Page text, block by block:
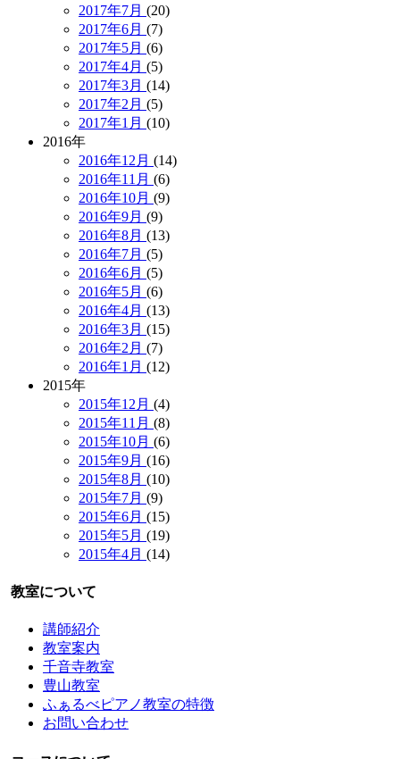
2017年7月 (20)
2017年6月 (7)
2017年5月 (6)
2017年4月 (5)
2017年3月 (14)
2017年2月 (5)
2017年1月 (10)
2016年
2016年12月 (14)
2016年11月 (6)
2016年10月 (9)
2016年9月 (9)
2016年8月 (13)
2016年7月 (5)
2016年6月 (5)
2016年5月 (6)
2016年4月 (13)
2016年3月 (15)
2016年2月 (7)
2016年1月 (12)
2015年
2015年12月 (4)
2015年11月 (8)
2015年10月 (6)
2015年9月 (16)
2015年8月 (10)
2015年7月 (9)
2015年6月 (15)
2015年5月 (19)
2015年4月 (14)
教室について
講師紹介
教室案内
千音寺教室
豊山教室
ふぁるべピアノ教室の特徴
お問い合わせ